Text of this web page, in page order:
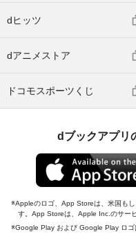
dヒッツ
dアニメストア
ドコモスポーツくじ
dブックアプリ
Appleのロゴ、App Storeは、米国も
す。App Storeは、Apple Inc.のサー
Google Play および Google Play ロゴ